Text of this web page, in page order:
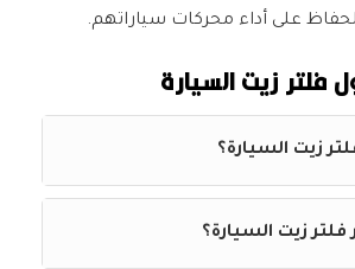
على أداء محركات سياراتهم.
فلتر زيت السيارة
زيت السيارة؟
زيت السيارة؟